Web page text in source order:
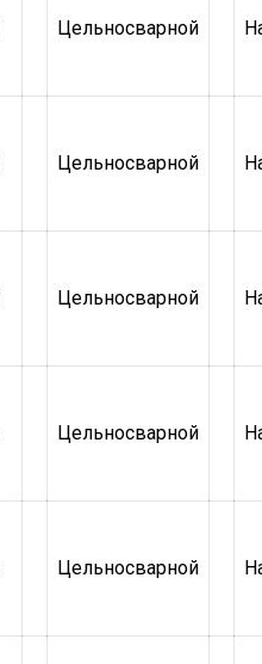
Цельносварной
Цельносварной
Цельносварной
Цельносварной
Цельносварной